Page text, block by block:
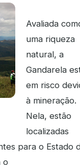
Avaliada
uma riqueza
natural, a
Gandarela
em risco
à mineração.
Nela, estão
localizadas
para o Estado
o